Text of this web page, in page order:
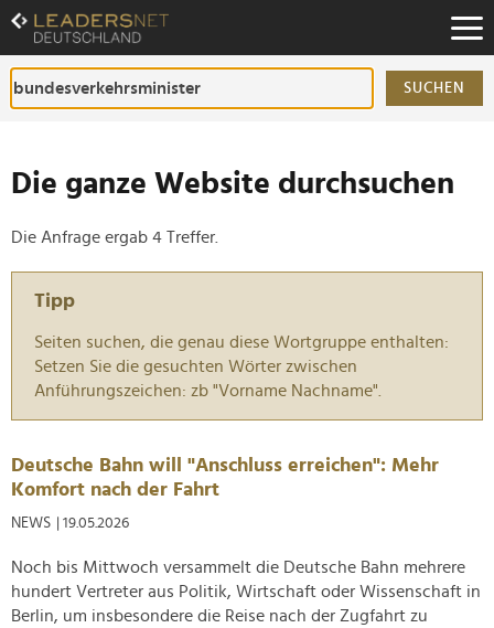
Zum
Inhalt
Zur
Fußzeilen-
Navigation
SUCHEN
Die ganze Website durchsuchen
Die Anfrage ergab 4 Treffer.
Tipp
Seiten suchen, die genau diese Wortgruppe enthalten:
Setzen Sie die gesuchten Wörter zwischen
Anführungszeichen: zb "Vorname Nachname".
Deutsche Bahn will "Anschluss erreichen": Mehr
Komfort nach der Fahrt
NEWS | 19.05.2026
Noch bis Mittwoch versammelt die Deutsche Bahn mehrere
hundert Vertreter aus Politik, Wirtschaft oder Wissenschaft in
Berlin, um insbesondere die Reise nach der Zugfahrt zu